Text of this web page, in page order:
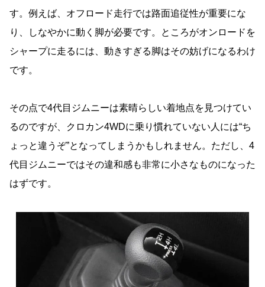
す。例えば、オフロード走行では路面追従性が重要にな
り、しなやかに動く脚が必要です。ところがオンロードを
シャープに走るには、動きすぎる脚はその妨げになるわけ
です。
その点で4代目ジムニーは素晴らしい着地点を見つけてい
るのですが、クロカン4WDに乗り慣れていない人には“ち
ょっと違うぞ”となってしまうかもしれません。ただし、4
代目ジムニーではその違和感も非常に小さなものになった
はずです。